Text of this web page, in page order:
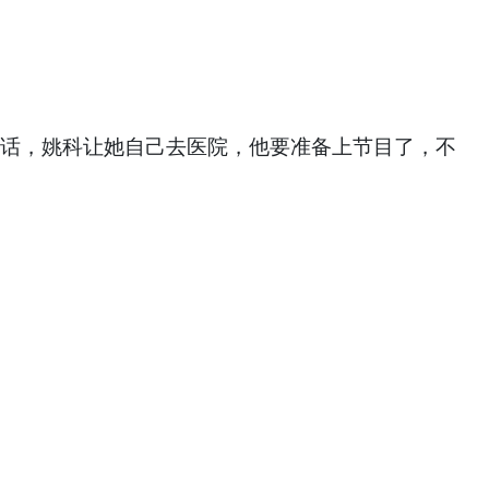
，姚科让她自己去医院，他要准备上节目了，不